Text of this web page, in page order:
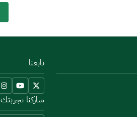
تابعنا
شاركنا تجربتك